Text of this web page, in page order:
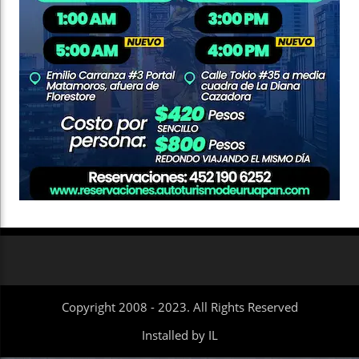
Copyright 2008 - 2023. All Rights Reserved
Installed by IL